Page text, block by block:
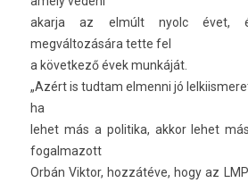
akar­ja az elmúlt nyolc évet,
megváltozására tette fel
a követ­kező évek munkáját.
„Azért is tud­tam el­menni jó
ha
lehet más a politika, akkor lehet
fogal­mazott
Orbán Vik­tor, hozzátéve, hogy az